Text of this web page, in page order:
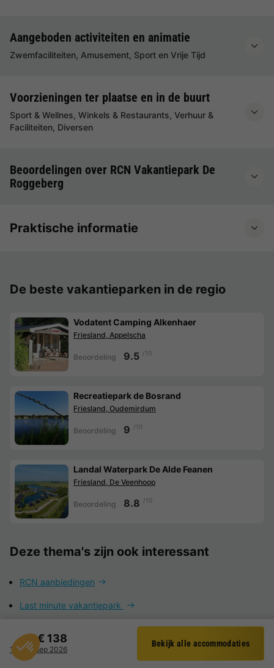
Filter
€ 138
14 - 16 sep 2026
Bekijk alle accommodaties
Aangeboden activiteiten en animatie
Zwemfaciliteiten, Amusement, Sport en Vrije Tijd
Voorzieningen ter plaatse en in de buurt
Sport & Wellnes, Winkels & Restaurants, Verhuur &
Faciliteiten, Diversen
Beoordelingen over RCN Vakantiepark De
Roggeberg
Praktische informatie
De beste vakantieparken in de regio
Vodatent Camping Alkenhaer
Friesland, Appelscha
Beoordeling 9.5 /10
Recreatiepark de Bosrand
Friesland, Oudemirdum
Beoordeling 9 /10
Landal Waterpark De Alde Feanen
Friesland, De Veenhoop
Beoordeling 8.8 /10
Deze thema's zijn ook interessant
RCN aanbiedingen
Last minute vakantiepark
Vakantiehuisje huren